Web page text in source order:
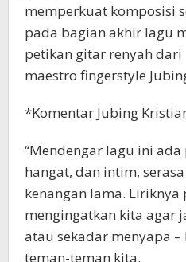
memperkuat komposisi
pada bagian akhir lagu
petikan gitar renyah dari
maestro fingerstyle
*Komentar Jubing
“Mendengar lagu ini
hangat, dan intim,
kenangan lama. Liriknya
mengingatkan kita agar
atau sekadar menyapa
teman-teman kita.